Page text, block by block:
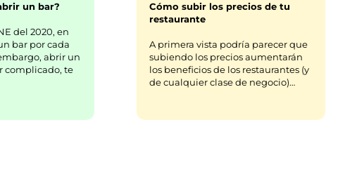
un bar?
del 2020, en
bar por cada
abrir un
complicado, te
Cómo subir los precios de tu
restaurante
A primera vista podría parecer que
subiendo los precios aumentarán
los beneficios de los restaurantes (y
de cualquier clase de negocio)…